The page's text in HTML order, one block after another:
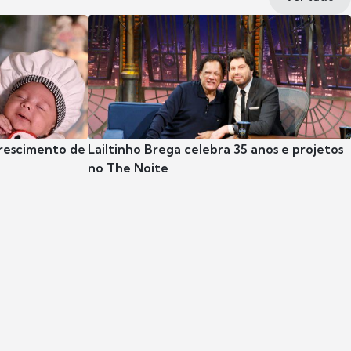
de Lailtinho Brega celebra 35 anos e projetos
no The Noite